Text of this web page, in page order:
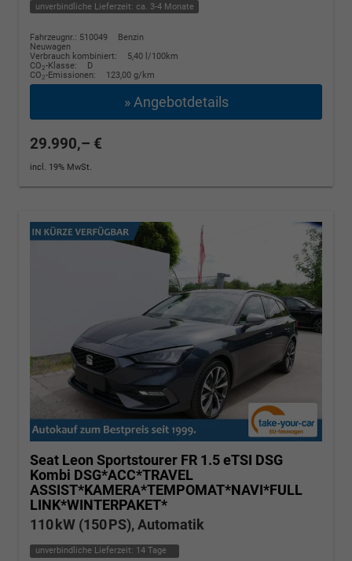
unverbindliche Lieferzeit: ca. 3-4 Monate
Fahrzeugnr.: 510049
Benzin
Neuwagen
Verbrauch kombiniert:
5,40 l/100km
CO2-Klasse:
D
CO2-Emissionen: 123,00 g/km
» Angebotdetails
29.990,– €
incl. 19% MwSt.
Seat Leon Sportstourer FR 1.5 eTSI DSG
Kombi DSG*ACC*TRAVEL
ASSIST*KAMERA*TEMPOMAT*NAVI*FULL
LINK*WINTERPAKET*
110 kW (150 PS), Automatik
unverbindliche Lieferzeit: 14 Tage